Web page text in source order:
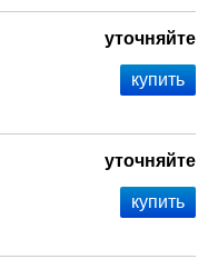
уточняйте
уточняйте